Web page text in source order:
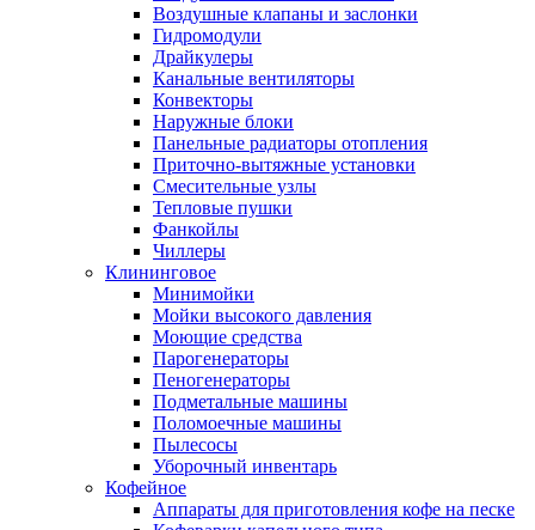
Воздушные клапаны и заслонки
Гидромодули
Драйкулеры
Канальные вентиляторы
Конвекторы
Наружные блоки
Панельные радиаторы отопления
Приточно-вытяжные установки
Смесительные узлы
Тепловые пушки
Фанкойлы
Чиллеры
Клининговое
Минимойки
Мойки высокого давления
Моющие средства
Парогенераторы
Пеногенераторы
Подметальные машины
Поломоечные машины
Пылесосы
Уборочный инвентарь
Кофейное
Аппараты для приготовления кофе на песке